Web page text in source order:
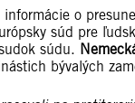
o
súd pre
súdu.
bývalých